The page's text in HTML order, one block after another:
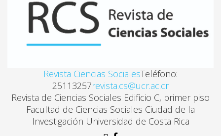
CHAPULINES: DELINCUENCIA Y DROGAS
Lynnethe Ma. Chaves
DROGADICCIÓN Y MINORIDAD INFRACTORA, UN
Marlene Campos
ALCOHOL Y TURISMO: DISEÑOS DE
Revista Ciencias SocialesTeléfono:
25113257revista.cs@ucr.ac.cr
Revista de Ciencias Sociales Edificio C, primer piso
Facultad de Ciencias Sociales Ciudad de la
Investigación Universidad de Costa Rica